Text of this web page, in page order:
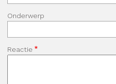
Onderwerp
Reactie